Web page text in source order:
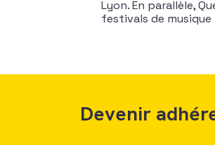
Lyon. En parallèle,
festivals de musique
Devenir